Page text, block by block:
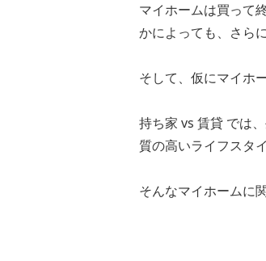
マイホームは買って
かによっても、さら
そして、仮にマイホ
持ち家 vs 賃貸 では
質の高いライフスタ
そんなマイホームに